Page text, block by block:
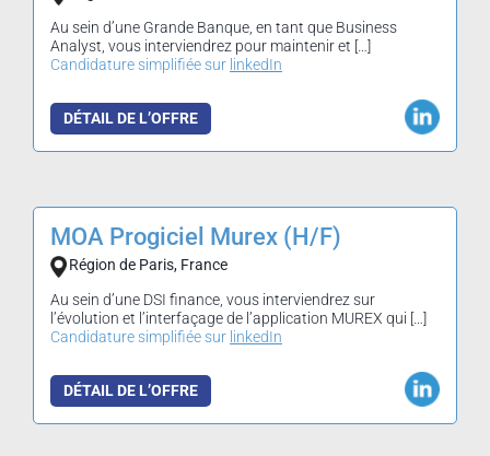
Au sein d’une Grande Banque, en tant que Business
Analyst, vous interviendrez pour maintenir et […]
Candidature simplifiée sur linkedIn
DÉTAIL DE L’OFFRE
MOA Progiciel Murex (H/F)
Région de Paris, France
Au sein d’une DSI finance, vous interviendrez sur
l’évolution et l’interfaçage de l’application MUREX qui […]
Candidature simplifiée sur linkedIn
DÉTAIL DE L’OFFRE